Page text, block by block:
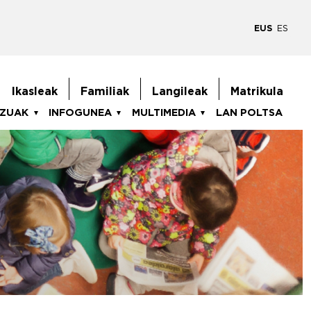
EUS ES
goiburukoMenua
Ikasleak Familiak Langileak Matrikula
INFOGUNEA MULTIMEDIA LAN POLTSA